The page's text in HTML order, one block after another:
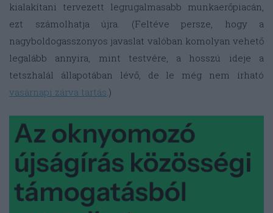
kialakítani tervezett legrugalmasabb munkaerőpiacán,
ezt számolhatja újra. (Feltéve persze, hogy a
nagyboldogasszonyos javaslat valóban komolyan vehető
legalább annyira, mint testvére, a hosszú ideje a
tetszhalál állapotában lévő, de le még nem írható
vasárnapi zárva tartás.)